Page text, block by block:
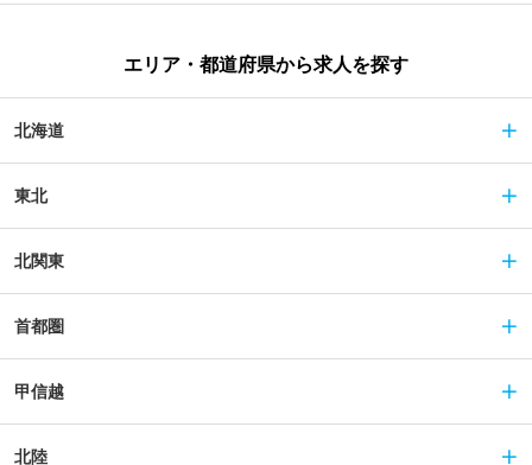
エリア・都道府県から求人を探す
北海道
東北
北関東
首都圏
甲信越
北陸